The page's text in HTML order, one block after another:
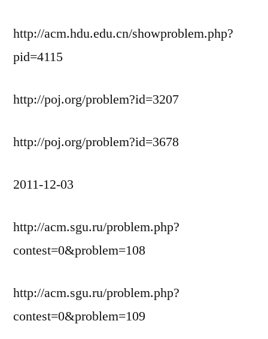
http://acm.hdu.edu.cn/showproblem.php?
pid=4115
http://poj.org/problem?id=3207
http://poj.org/problem?id=3678
2011-12-03
http://acm.sgu.ru/problem.php?
contest=0&problem=108
http://acm.sgu.ru/problem.php?
contest=0&problem=109